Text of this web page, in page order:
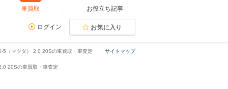
車買取 お役立ち記事
ログイン お気に入り
サイトマップ
5（マツダ） 2.0 20Sの車買取・車査定
20Sの車買取・車査定